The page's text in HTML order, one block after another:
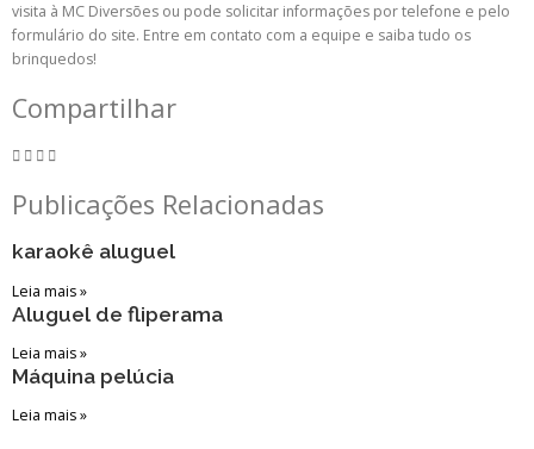
visita à MC Diversões ou pode solicitar informações por telefone e pelo
formulário do site. Entre em contato com a equipe e saiba tudo os
brinquedos!
Compartilhar
Publicações Relacionadas
karaokê aluguel
Leia mais »
Aluguel de fliperama
Leia mais »
Máquina pelúcia
Leia mais »